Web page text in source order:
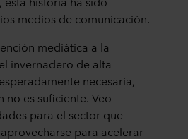
medios de comunicación.
mediática a la
invernadero de alta
necesaria,
no es suficiente. Veo
para el sector que
para acelerar